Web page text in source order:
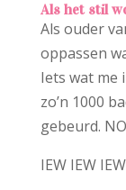
Als het stil
Als ouder
oppassen
Iets wat me
zo’n 1000
gebeurd.
IEW IEW